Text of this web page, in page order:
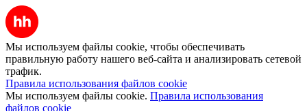
Мы используем файлы cookie, чтобы обеспечивать
правильную работу нашего веб-сайта и анализировать сетевой
трафик.
Правила использования файлов cookie
Мы используем файлы cookie. Правила использования
файлов cookie